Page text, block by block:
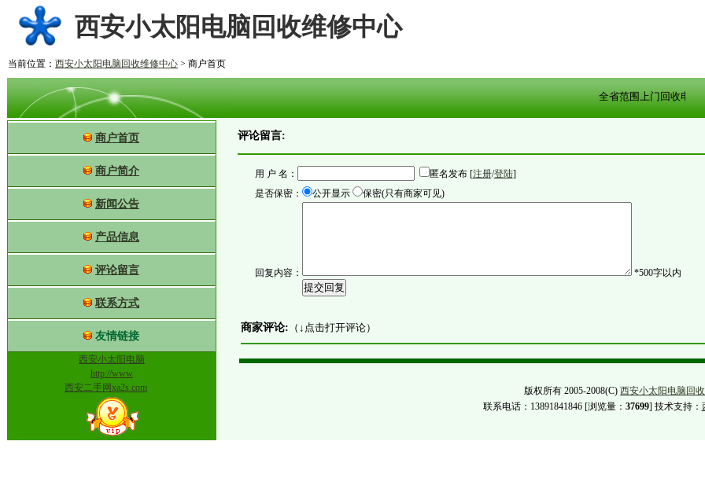
西安小太阳电脑回收维修中心
当前位置： 西安小太阳电脑回收维修中心 > 商户首页
全省范围上门回收电脑
商户首页
商户简介
新闻公告
产品信息
评论留言
联系方式
友情链接
西安小太阳电脑
http://www
西安二手网xa2s.com
评论留言:
用 户 名： 匿名发布 [注册/登陆]
是否保密：
公开显示 保密(只有商家可见)
回复内容： *500字以内
商家评论: （↓点击打开评论）
版权所有 2005-2008(C) 西安小太阳电脑回
联系电话：13891841846 [浏览量： 37699] 技术支持：